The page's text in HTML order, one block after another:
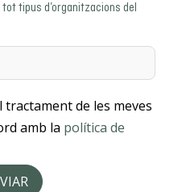
tipus d’organitzacions del